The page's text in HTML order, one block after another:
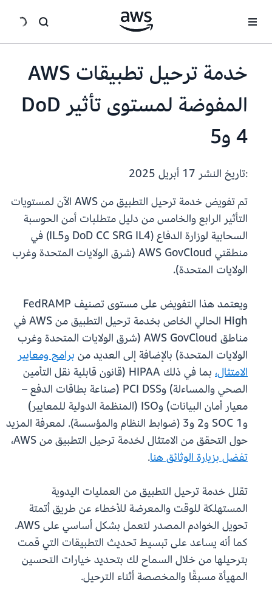
خدمة ترحيل تطبيقات AWS
المفوضة لمستوى تأثير DoD
4 و5
:تاريخ النشر
تم تفويض خدمة ترحيل التطبيق من AWS الآن لمستويات
التأثير الرابع والخامس من دليل متطلبات أمن الحوسبة
السحابية لوزارة الدفاع (DoD CC SRG IL4 وIL5) في
منطقتي AWS GovCloud (شرق الولايات المتحدة وغرب
الولايات المتحدة).
ويعتمد هذا التفويض على مستوى تصنيف FedRAMP
High الحالي الخاص بخدمة ترحيل التطبيق من AWS في
مناطق AWS GovCloud (شرق الولايات المتحدة وغرب
الولايات المتحدة) بالإضافة إلى العديد من برامج ومعايير
الامتثال،
بما في ذلك HIPAA (قانون قابلية نقل التأمين
الصحي والمساءلة) وPCI DSS (صناعة بطاقات الدفع –
معيار أمان البيانات) وISO (المنظمة الدولية للمعايير)
وSOC 1 و2 و3 (ضوابط النظام والمؤسسة). لمعرفة المزيد
حول التحقق من الامتثال لخدمة ترحيل التطبيق من AWS،
تفضل بزيارة الوثائق هنا.
تقلل خدمة ترحيل التطبيق من العمليات اليدوية
المستهلكة للوقت والمعرضة للأخطاء عن طريق أتمتة
تحويل الخوادم المصدر لتعمل بشكل أساسي على AWS.
كما أنه يساعد على تبسيط تحديث التطبيقات التي قمت
بترحيلها من خلال السماح لك بتحديد خيارات التحسين
المهيأة مسبقًا والمخصصة أثناء الترحيل.